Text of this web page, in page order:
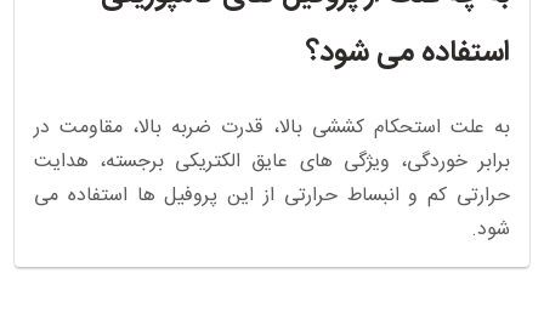
استفاده می شود؟
به علت استحکام کششی بالا، قدرت ضربه بالا، مقاومت در
برابر خوردگی، ویژگی های عایق الکتریکی برجسته، هدایت
حرارتی کم و انبساط حرارتی از این پروفیل ها استفاده می
شود.